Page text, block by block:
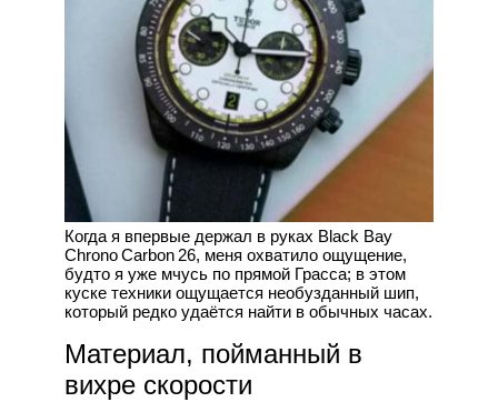
Когда я впервые держал в руках Black Bay
Chrono Carbon 26, меня охватило ощущение,
будто я уже мчусь по прямой Грасса; в этом
куске техники ощущается необузданный шип,
который редко удаётся найти в обычных часах.
Материал, пойманный в
вихре скорости